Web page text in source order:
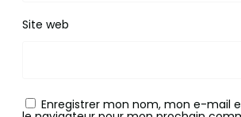
Site web
Enregistrer mon nom, mon e-mail